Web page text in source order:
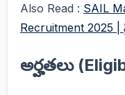
Also Read : SAIL
Recruitment 2025
అర్హతలు